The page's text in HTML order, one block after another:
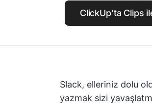
ClickUp'ta Clips
Slack, elleriniz dolu
yazmak sizi